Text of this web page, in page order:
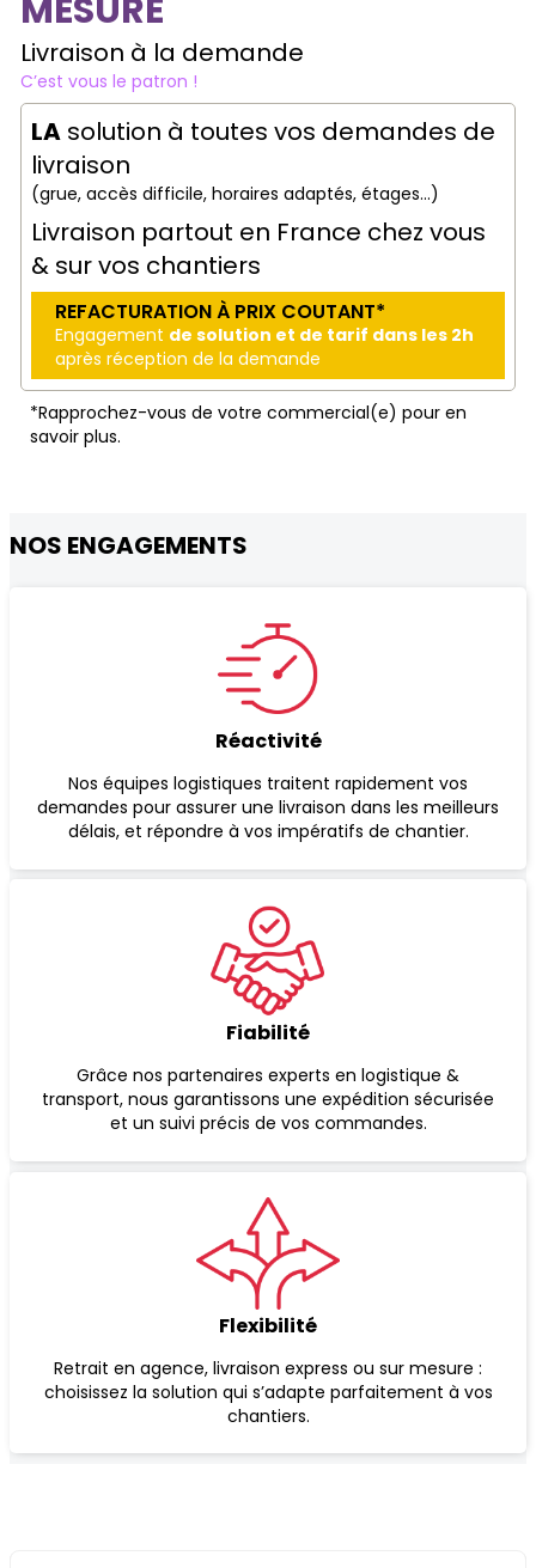
MESURE
Livraison à la demande
C’est vous le patron !
LAsolution à toutes vos demandes de
livraison
(grue, accès difficile, horaires adaptés, étages…)
Livraison partout en France chez vous
& sur vos chantiers
REFACTURATION À PRIX COUTANT*
Engagement de solution et de tarif dans les 2h
après réception de la demande
*Rapprochez-vous de votre commercial(e) pour en
savoir plus.
NOS ENGAGEMENTS
Réactivité
Nos équipes logistiques traitent rapidement vos
demandes pour assurer une livraison dans les meilleurs
délais, et répondre à vos impératifs de chantier.
Fiabilité
Grâce nos partenaires experts en logistique &
transport, nous garantissons une expédition sécurisée
et un suivi précis de vos commandes.
Flexibilité
Retrait en agence, livraison express ou sur mesure :
choisissez la solution qui s’adapte parfaitement à vos
chantiers.